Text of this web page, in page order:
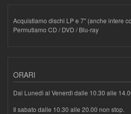
Acquistiamo dischi LP e 7" (anche intere
Permutiamo CD / DVD / Blu-ray
ORARI
Dal Lunedì al Venerdì dalle 10.30 alle
Il sabato dalle 10.30 alle 20.00 non stop.